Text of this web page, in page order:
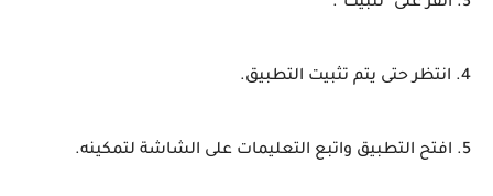
4. انتظر حتى يتم تثبيت التطبيق.
5. افتح التطبيق واتبع التعليمات على الشاشة لتمكينه.